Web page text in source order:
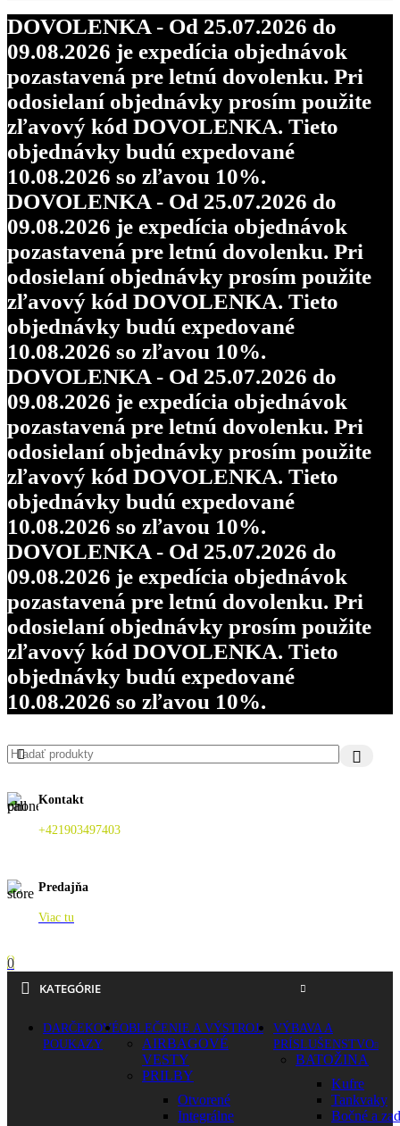
DOVOLENKA - Od 25.07.2026 do
09.08.2026 je expedícia objednávok
pozastavená pre letnú dovolenku. Pri
odosielaní objednávky prosím použite
zľavový kód DOVOLENKA. Tieto
objednávky budú expedované
10.08.2026 so zľavou 10%.
DOVOLENKA - Od 25.07.2026 do
09.08.2026 je expedícia objednávok
pozastavená pre letnú dovolenku. Pri
odosielaní objednávky prosím použite
zľavový kód DOVOLENKA. Tieto
objednávky budú expedované
10.08.2026 so zľavou 10%.
DOVOLENKA - Od 25.07.2026 do
09.08.2026 je expedícia objednávok
pozastavená pre letnú dovolenku. Pri
odosielaní objednávky prosím použite
zľavový kód DOVOLENKA. Tieto
objednávky budú expedované
10.08.2026 so zľavou 10%.
DOVOLENKA - Od 25.07.2026 do
09.08.2026 je expedícia objednávok
pozastavená pre letnú dovolenku. Pri
odosielaní objednávky prosím použite
zľavový kód DOVOLENKA. Tieto
objednávky budú expedované
10.08.2026 so zľavou 10%.
Kontakt
+421903497403
Predajňa
Viac tu
0
KATEGÓRIE
DARČEKOVÉ
POUKAZY
OBLEČENIE A VÝSTROJ
AIRBAGOVÉ
VESTY
PRILBY
Otvorené
Integrálne
VÝBAVA A
PRÍSLUŠENSTVO
BATOŽINA
Kufre
Tankvaky
Bočné a